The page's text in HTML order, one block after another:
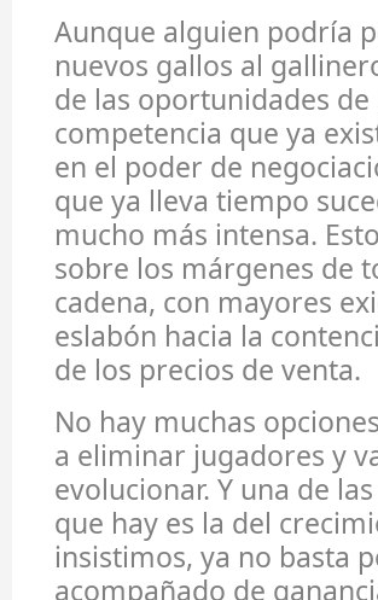
Aunque alguien podría
nuevos gallos al
de las oportunidades
competencia que ya
en el poder de
que ya lleva tiempo
mucho más intensa.
sobre los márgenes de
cadena, con mayores
eslabón hacia la
de los precios de venta.
No hay muchas
a eliminar jugadores y
evolucionar. Y una de
que hay es la del
insistimos, ya no basta
acompañado de